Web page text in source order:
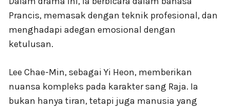
Prancis, memasak dengan teknik profesional, dan
menghadapi adegan emosional dengan
ketulusan.
Lee Chae-Min, sebagai Yi Heon, memberikan
nuansa kompleks pada karakter sang Raja. Ia
bukan hanya tiran, tetapi juga manusia yang